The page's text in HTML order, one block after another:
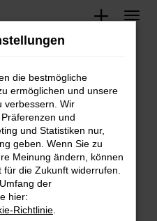
Fahrzeugsuche
Error
dir helfen können:
und deine
zum Beispiel deine
die bestmögliche
ermöglichen und unsere
verbessern. Wir
und
und Statistiken nur,
geben. Wenn Sie zu
Meinung ändern, können
die Zukunft widerrufen.
der
hier:
Richtlinie